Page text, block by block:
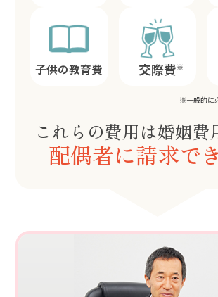
子供の教育費 交際費※
※一般的に
これらの費用は婚姻費
配偶者に請求で